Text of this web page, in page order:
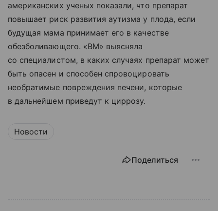
американских ученых показали, что препарат
повышает риск развития аутизма у плода, если
будущая мама принимает его в качестве
обезболивающего. «ВМ» выясняла
со специалистом, в каких случаях препарат может
быть опасен и способен спровоцировать
необратимые повреждения печени, которые
в дальнейшем приведут к циррозу.
Новости
Поделиться